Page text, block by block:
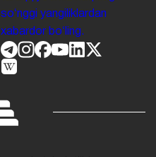
soʻnggi yangiliklardan
xabardor boʻling.